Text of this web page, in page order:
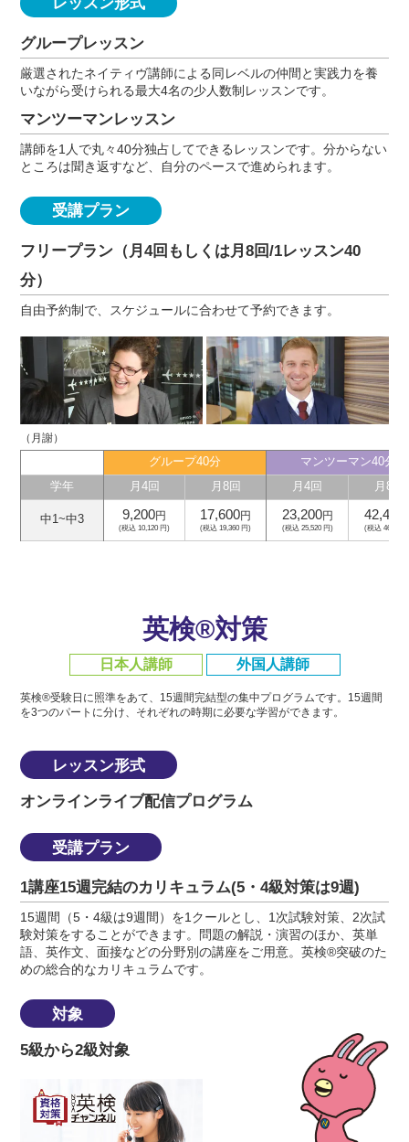
グループレッスン
厳選されたネイティヴ講師による同レベルの仲間と実践力を養
いながら受けられる最大4名の少人数制レッスンです。
マンツーマンレッスン
講師を1人で丸々40分独占してできるレッスンです。分からない
ところは聞き返すなど、自分のペースで進められます。
受講プラン
フリープラン（月4回もしくは月8回/1レッスン40
分）
自由予約制で、スケジュールに合わせて予約できます。
（月謝）
グループ40分
マンツーマン40分
学年
月4回 月8回 月4回 月8回
中1~中3 9,200円
(税込 10,120 円)
17,600円
(税込 19,360 円)
23,200円
(税込 25,520 円)
42,400
(税込 46,640
英検®対策
日本人講師 外国人講師
英検®受験日に照準をあて、15週間完結型の集中プログラムです。 15週間
を3つのパートに分け、それぞれの時期に必要な学習ができます。
レッスン形式
オンラインライブ配信プログラム
受講プラン
1講座15週完結のカリキュラム(5・4級対策は9週)
15週間（5・4級は9週間）を1クールとし、1次試験対策、2次試
験対策をすることができます。問題の解説・演習のほか、英単
語、英作文、面接などの分野別の講座をご用意。英検®突破のた
めの総合的なカリキュラムです。
対象
5級から2級対象